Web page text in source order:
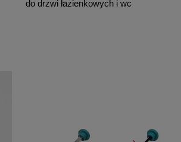
do drzwi łazienkowych i wc